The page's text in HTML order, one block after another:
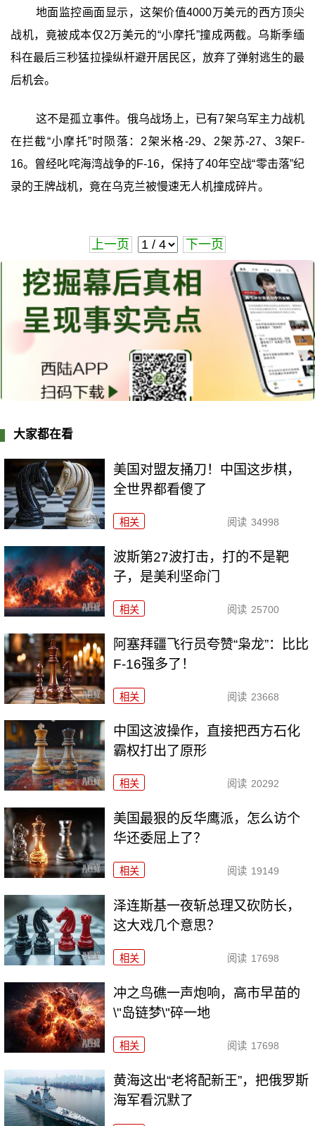
地面监控画面显示，这架价值4000万美元的西方顶尖
战机，竟被成本仅2万美元的“小摩托”撞成两截。乌斯季缅
科在最后三秒猛拉操纵杆避开居民区，放弃了弹射逃生的最
后机会。
这不是孤立事件。俄乌战场上，已有7架乌军主力战机
在拦截“小摩托”时陨落：2架米格-29、2架苏-27、3架F-
16。曾经叱咤海湾战争的F-16，保持了40年空战“零击落”纪
录的王牌战机，竟在乌克兰被慢速无人机撞成碎片。
上一页 下一页
大家都在看
美国对盟友捅刀！中国这步棋，
全世界都看傻了
相关 阅读 34998
波斯第27波打击，打的不是靶
子，是美利坚命门
相关 阅读 25700
阿塞拜疆飞行员夸赞“枭龙”：比比
F-16强多了！
相关 阅读 23668
中国这波操作，直接把西方石化
霸权打出了原形
相关 阅读 20292
美国最狠的反华鹰派，怎么访个
华还委屈上了？
相关 阅读 19149
泽连斯基一夜斩总理又砍防长，
这大戏几个意思？
相关 阅读 17698
冲之鸟礁一声炮响，高市早苗的
\"岛链梦\"碎一地
相关 阅读 17698
黄海这出“老将配新王”，把俄罗斯
海军看沉默了